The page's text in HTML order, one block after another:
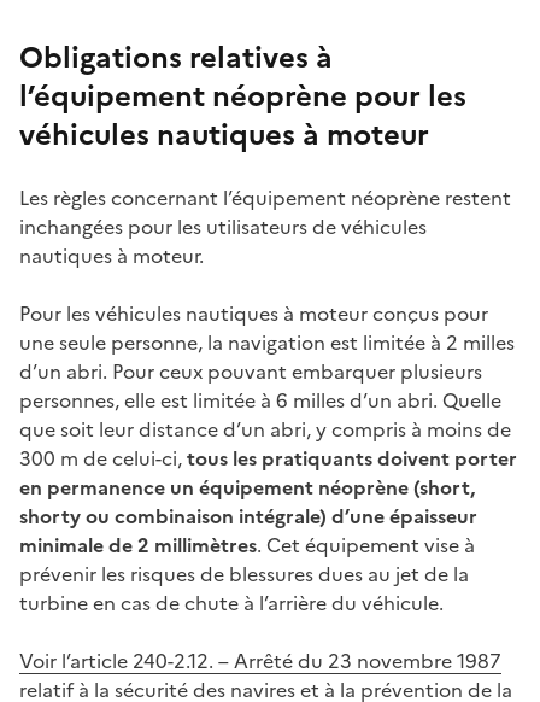
Obligations relatives à
l’équipement néoprène pour les
véhicules nautiques à moteur
Les règles concernant l’équipement néoprène restent
inchangées pour les utilisateurs de véhicules
nautiques à moteur.
Pour les véhicules nautiques à moteur conçus pour
une seule personne, la navigation est limitée à 2 milles
d’un abri. Pour ceux pouvant embarquer plusieurs
personnes, elle est limitée à 6 milles d’un abri. Quelle
que soit leur distance d’un abri, y compris à moins de
300 m de celui-ci,tous les pratiquants doivent porter
en permanence un équipement néoprène (short,
shorty ou combinaison intégrale) d’une épaisseur
minimale de 2 millimètres. Cet équipement vise à
prévenir les risques de blessures dues au jet de la
turbine en cas de chute à l’arrière du véhicule.
Voir l’article 240-2.12. – Arrêté du 23 novembre 1987
relatif à la sécurité des navires et à la prévention de la